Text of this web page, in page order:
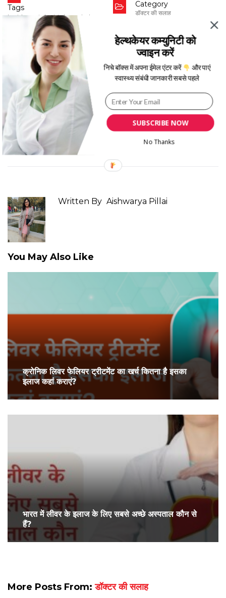
Tags
best hematologist dr. mukul
rastogi in noida,How are liver
diseases diagnosed in Hindi
liver disease managed or treated in
How liver disease is managed
and treated in Hindi, What are the
diseases of liver in Hindi
the symptoms of liver disease in
जिगर की बीमारी के लक्षण क्या हैं
की बीमारी का प्रबंधन और इलाज कैसे किया
जाता है , लिवर में होने वाली बीमारियां कौन सी हैं ,
लिवर से जुड़ी बीमारियों का निदान कैसे किया
Category
डॉक्टर की सलाह
Date
Feb 21, 2022
Written By Aishwarya Pillai
You May Also Like
क्रोनिक लिवर फेलियर ट्रीटमेंट का खर्च कितना है इसका
इलाज कहां कराएं?
भारत में लीवर के इलाज के लिए सबसे अच्छे अस्पताल कौन से
हैं?
More Posts From:डॉक्टर की सलाह
SUBSCRIBE NOW
हेल्थकेयर कम्युनिटी को
ज्वाइन करें
निचे बॉक्स में अपना ईमेल एंटर करें
और पाएं
स्वास्थ्य संबंधी जानकारी सबसे पहले
No Thanks